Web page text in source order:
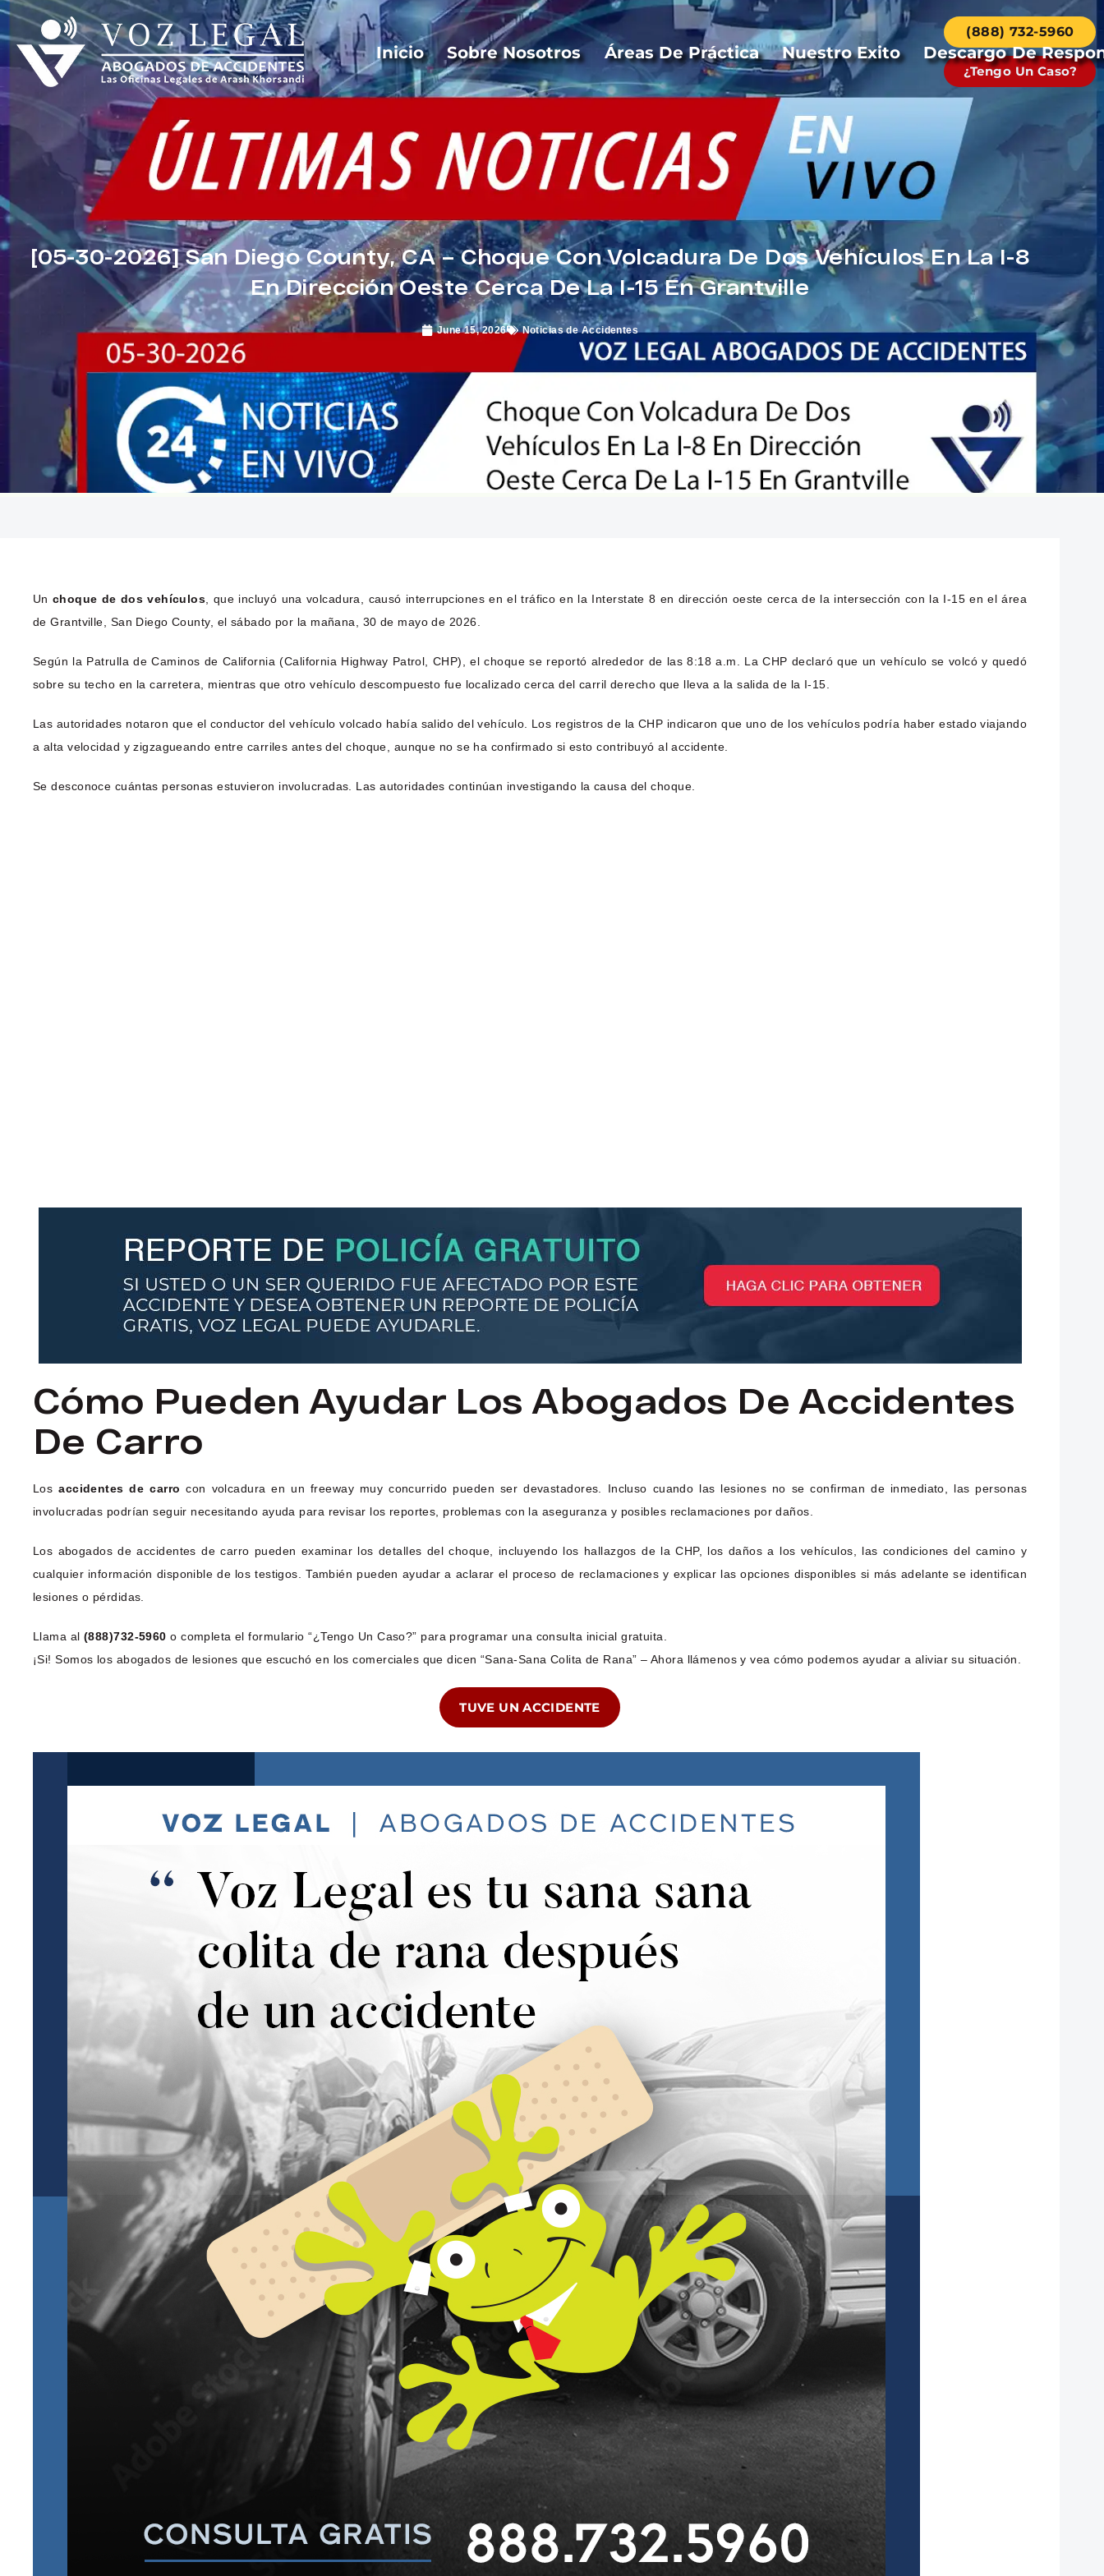
Inicio Sobre Nosotros Áreas De Práctica Nuestro Exito Descargo De
(888) 732-5960
¿Tengo Un Caso?
[05-30-2026] San Diego County, CA – Choque Con Volcadura De Dos Vehículos En La I-8
En Dirección Oeste Cerca De La I-15 En Grantville
June 15, 2026 Noticias de Accidentes
Unchoque de dos vehículos , que incluyó una volcadura, causó interrupciones en el tráfico en la Interstate 8 en dirección oeste cerca de la intersección con la I-15 en el área
de Grantville, San Diego County, el sábado por la mañana, 30 de mayo de 2026.
Según la Patrulla de Caminos de California (California Highway Patrol, CHP), el choque se reportó alrededor de las 8:18 a.m. La CHP declaró que un vehículo se volcó y quedó
sobre su techo en la carretera, mientras que otro vehículo descompuesto fue localizado cerca del carril derecho que lleva a la salida de la I-15.
Las autoridades notaron que el conductor del vehículo volcado había salido del vehículo. Los registros de la CHP indicaron que uno de los vehículos podría haber estado viajando
a alta velocidad y zigzagueando entre carriles antes del choque, aunque no se ha confirmado si esto contribuyó al accidente.
Se desconoce cuántas personas estuvieron involucradas. Las autoridades continúan investigando la causa del choque.
Cómo Pueden Ayudar Los Abogados De Accidentes
De Carro
Losaccidentes de carro con volcadura en un freeway muy concurrido pueden ser devastadores. Incluso cuando las lesiones no se confirman de inmediato, las personas
involucradas podrían seguir necesitando ayuda para revisar los reportes, problemas con la aseguranza y posibles reclamaciones por daños.
Los abogados de accidentes de carro pueden examinar los detalles del choque, incluyendo los hallazgos de la CHP, los daños a los vehículos, las condiciones del camino y
cualquier información disponible de los testigos. También pueden ayudar a aclarar el proceso de reclamaciones y explicar las opciones disponibles si más adelante se identifican
lesiones o pérdidas.
Llama al (888)732-5960 o completa el formulario “¿Tengo Un Caso?” para programar una consulta inicial gratuita.
¡Si! Somos los abogados de lesiones que escuchó en los comerciales que dicen “Sana-Sana Colita de Rana” – Ahora llámenos y vea cómo podemos ayudar a aliviar su situación.
TUVE UN ACCIDENTE